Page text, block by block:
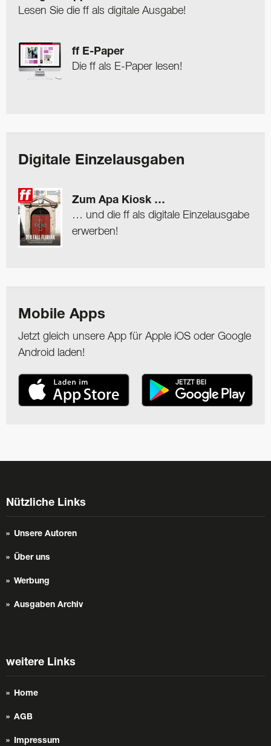
Lesen Sie die ff als digitale Ausgabe!
ff E-Paper
Die ff als E-Paper lesen!
Digitale Einzelausgaben
Zum Apa Kiosk …
… und die ff als digitale Einzelausgabe
erwerben!
Mobile Apps
Jetzt gleich unsere App für Apple iOS oder Google
Android laden!
Nützliche Links
Unsere Autoren
Über uns
Werbung
Ausgaben Archiv
weitere Links
Home
AGB
Impressum